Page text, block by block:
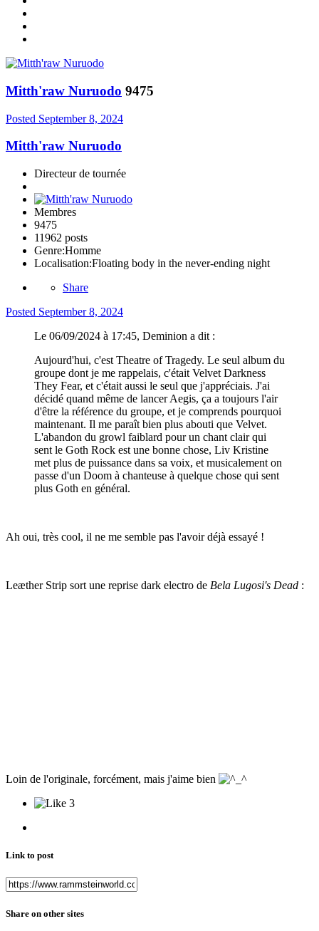
Mitth'raw Nuruodo 9475
Posted September 8, 2024
Mitth'raw Nuruodo
Directeur de tournée
Membres
9475
11962 posts
Genre:Homme
Localisation:Floating body in the never-ending night
Share
Posted September 8, 2024
Le 06/09/2024 à 17:45, Deminion a dit :
Aujourd'hui, c'est Theatre of Tragedy. Le seul album du
groupe dont je me rappelais, c'était Velvet Darkness
They Fear, et c'était aussi le seul que j'appréciais. J'ai
décidé quand même de lancer Aegis, ça a toujours l'air
d'être la référence du groupe, et je comprends pourquoi
maintenant. Il me paraît bien plus abouti que Velvet.
L'abandon du growl faiblard pour un chant clair qui
sent le Goth Rock est une bonne chose, Liv Kristine
met plus de puissance dans sa voix, et musicalement on
passe d'un Doom à chanteuse à quelque chose qui sent
plus Goth en général.
Ah oui, très cool, il ne me semble pas l'avoir déjà essayé !
Leæther Strip sort une reprise dark electro de Bela Lugosi's Dead :
Loin de l'originale, forcément, mais j'aime bien
3
Link to post
Share on other sites